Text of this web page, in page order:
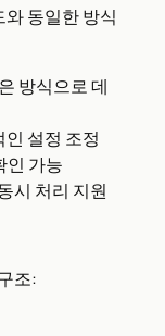
동일한 방식
방식으로 데
설정 조정
인 가능
시 처리 지원
조: